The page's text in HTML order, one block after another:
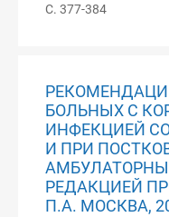
С. 377-384
БОЛЬНЫХ С
ИНФЕКЦИЕЙ
И ПРИ
РЕДАКЦИЕЙ
П.А. МОСКВА,